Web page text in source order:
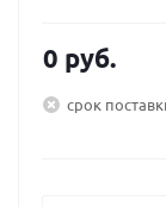
0 руб.
срок